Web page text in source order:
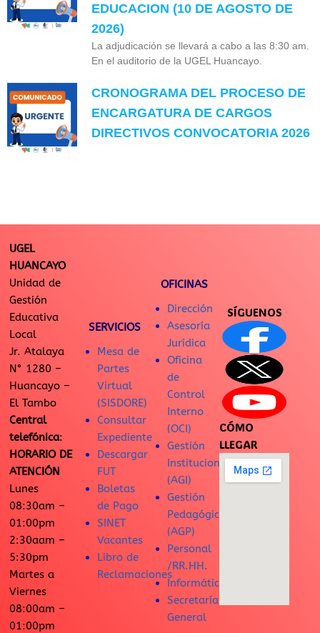
EDUCACION (10 DE AGOSTO DE
2026)
La adjudicación se llevará a cabo a las 8:30 am.
En el auditorio de la UGEL Huancayo.
CRONOGRAMA DEL PROCESO DE
ENCARGATURA DE CARGOS
DIRECTIVOS CONVOCATORIA 2026
UGEL
HUANCAYO
Unidad de
Gestión
Educativa
Local
Jr. Atalaya
N° 1280 –
Huancayo –
El Tambo
Central
telefónica:
HORARIO DE
ATENCIÓN
Lunes
08:30am –
01:00pm
2:30aam –
5:30pm
Martes a
Viernes
08:00am –
01:00pm
SERVICIOS
Mesa de
Partes
Virtual
(SISDORE)
Consultar
Expediente
Descargar
FUT
Boletas
de Pago
SINET
Vacantes
Libro de
Reclamaciones
OFICINAS
Dirección
Asesoría
Jurídica
Oficina
de
Control
Interno
(OCI)
Gestión
Institucional
(AGI)
Gestión
Pedagógica
(AGP)
Personal
/RR.HH.
Informática
Secretaría
General
SÍGUENOS
CÓMO
LLEGAR